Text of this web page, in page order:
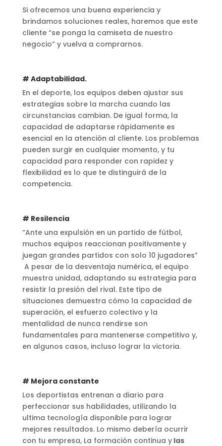
Si ofrecemos una buena experiencia y
brindamos soluciones reales, haremos que este
cliente “se ponga la camiseta de nuestro
negocio” y vuelva a comprarnos.
# Adaptabilidad.
En el deporte, los equipos deben ajustar sus
estrategias sobre la marcha cuando las
circunstancias cambian. De igual forma, la
capacidad de adaptarse rápidamente es
esencial en la atención al cliente. Los problemas
pueden surgir en cualquier momento, y tu
capacidad para responder con rapidez y
flexibilidad es lo que te distinguirá de la
competencia.
# Resilencia
“Ante una expulsión en un partido de fútbol,
muchos equipos reaccionan positivamente y
juegan grandes partidos con solo 10 jugadores”
A pesar de la desventaja numérica, el equipo
muestra unidad, adaptando su estrategia para
resistir la presión del rival. Este tipo de
situaciones demuestra cómo la capacidad de
superación, el esfuerzo colectivo y la
mentalidad de nunca rendirse son
fundamentales para mantenerse competitivo y,
en algunos casos, incluso lograr la victoria.
# Mejora constante
Los deportistas entrenan a diario para
perfeccionar sus habilidades, utilizando la
ultima tecnología disponible para lograr
mejores resultados. Lo mismo debería ocurrir
con tu empresa, La formación continua ylas